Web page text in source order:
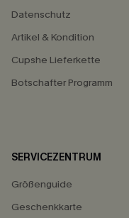
Datenschutz
Artikel & Kondition
Cupshe Lieferkette
Botschafter Programm
SERVICEZENTRUM
Größenguide
Geschenkkarte